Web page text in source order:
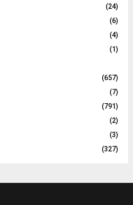
(24)
(6)
(4)
(1)
(657)
(7)
(791)
(2)
(3)
(327)